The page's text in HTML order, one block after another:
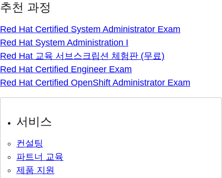
추천 과정
Red Hat Certified System Administrator Exam
Red Hat System Administration I
Red Hat 교육 서브스크립션 체험판 (무료)
Red Hat Certified Engineer Exam
Red Hat Certified OpenShift Administrator Exam
서비스
컨설팅
파트너 교육
제품 지원